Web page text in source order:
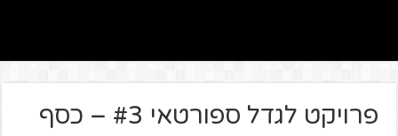
פרויקט לגדל ספורטאי #3 – כסף